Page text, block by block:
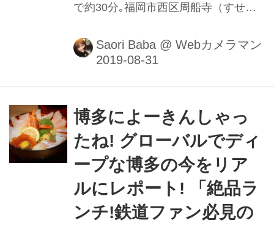
で約30分｡福岡市西区周船寺（すせん
介するけん〜。うちがバリバリたまが
った訳とは?■撮影＆レポート：馬場さ
Saori Baba @ Webカメラマン
博多によーきんしゃっ
たね! グローバルでディ
ープな博多の今をリア
ルにレポート! 「絶品ラ
ンチ!鉄道ファン必見の